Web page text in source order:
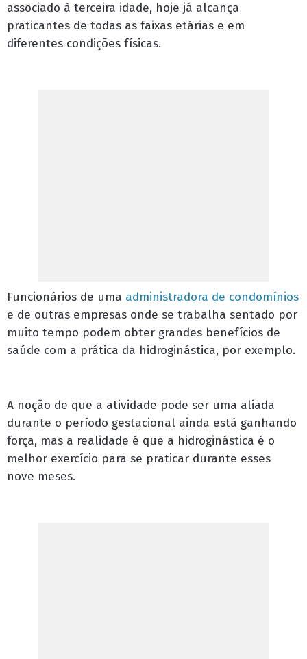
associado à terceira idade, hoje já alcança
praticantes de todas as faixas etárias e em
diferentes condições físicas.
Funcionários de uma administradora de condomínios
e de outras empresas onde se trabalha sentado por
muito tempo podem obter grandes benefícios de
saúde com a prática da hidroginástica, por exemplo.
A noção de que a atividade pode ser uma aliada
durante o período gestacional ainda está ganhando
força, mas a realidade é que a hidroginástica é o
melhor exercício para se praticar durante esses
nove meses.